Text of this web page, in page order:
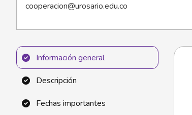
cooperacion@urosario.edu.co
Información general
Descripción
Fechas importantes